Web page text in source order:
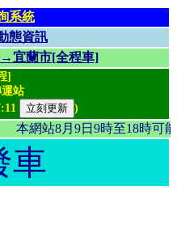
系統
態資訊
→宜蘭市[全程車]
]
站
)
本網站8月9日9時至18
車